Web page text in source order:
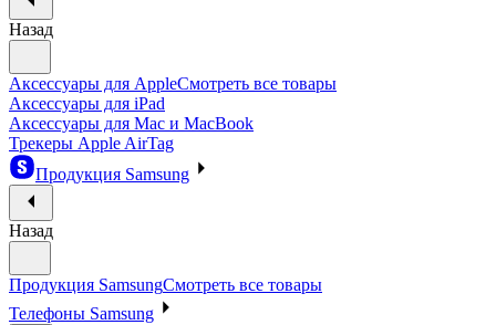
Назад
Аксессуары для AppleСмотреть все товары
Аксессуары для iPad
Аксессуары для Mac и MacBook
Трекеры Apple AirTag
Продукция Samsung
Назад
Продукция SamsungСмотреть все товары
Телефоны Samsung